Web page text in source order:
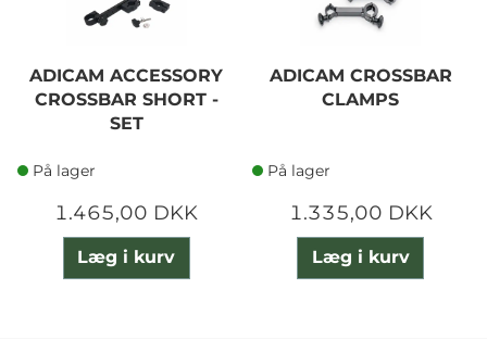
ADICAM ACCESSORY
CROSSBAR SHORT -
SET
På lager
1.465,00 DKK
Læg i kurv
ADICAM CROSSBAR
CLAMPS
På lager
1.335,00 DKK
Læg i kurv